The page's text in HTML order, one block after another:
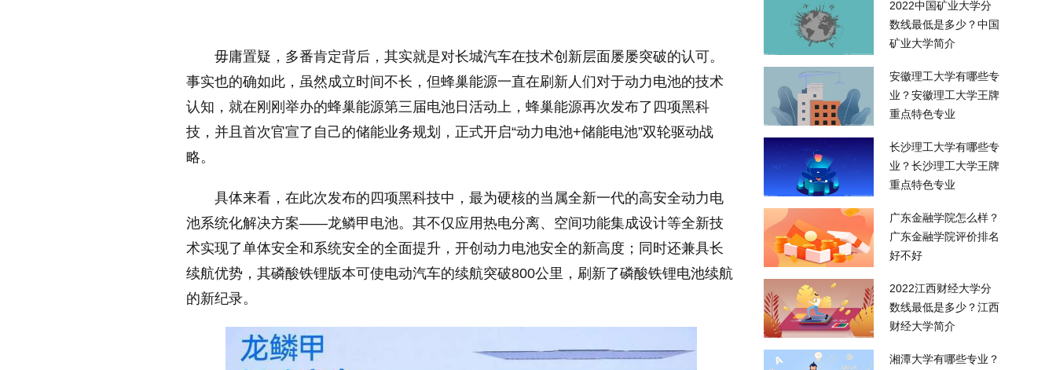
毋庸置疑，多番肯定背后，其实就是对长城汽车在技术创新层面屡屡突破的认可。
事实也的确如此，虽然成立时间不长，但蜂巢能源一直在刷新人们对于动力电池的技术
认知，就在刚刚举办的蜂巢能源第三届电池日活动上，蜂巢能源再次发布了四项黑科
技，并且首次官宣了自己的储能业务规划，正式开启“动力电池+储能电池”双轮驱动战
略。
具体来看，在此次发布的四项黑科技中，最为硬核的当属全新一代的高安全动力电
池系统化解决方案——龙鳞甲电池。其不仅应用热电分离、空间功能集成设计等全新技
术实现了单体安全和系统安全的全面提升，开创动力电池安全的新高度；同时还兼具长
续航优势，其磷酸铁锂版本可使电动汽车的续航突破800公里，刷新了磷酸铁锂电池续航
的新纪录。
2022中国矿业大学分
数线最低是多少？中国
矿业大学简介
安徽理工大学有哪些专
业？安徽理工大学王牌
重点特色专业
长沙理工大学有哪些专
业？长沙理工大学王牌
重点特色专业
广东金融学院怎么样？
广东金融学院评价排名
好不好
2022江西财经大学分
数线最低是多少？江西
财经大学简介
湘潭大学有哪些专业？